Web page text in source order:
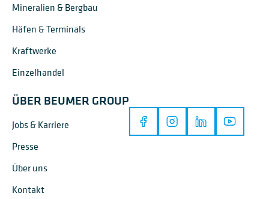
Mineralien & Bergbau
Häfen & Terminals
Kraftwerke
Einzelhandel
ÜBER BEUMER GROUP
Jobs & Karriere
Presse
Über uns
Kontakt